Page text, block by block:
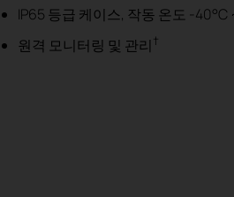
IP65 등급 케이스, 작동 온도 -40°C
원격 모니터링 및 관리 †